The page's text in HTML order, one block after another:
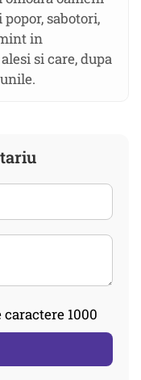
sabotori,
in
si care, dupa
1000